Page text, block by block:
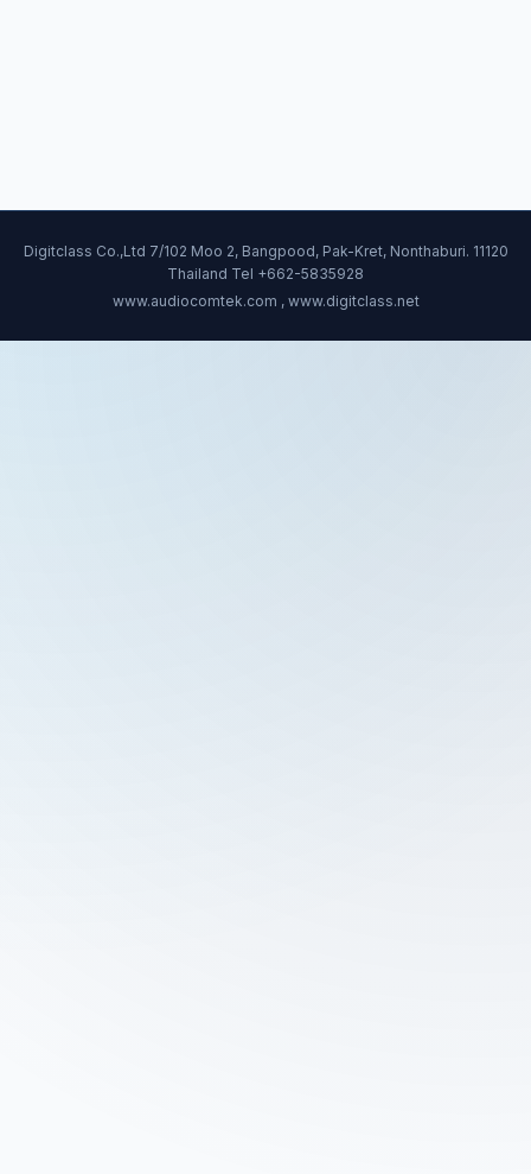
Digitclass Co.,Ltd 7/102 Moo 2, Bangpood, Pak-Kret, Nonthaburi. 11120
Thailand Tel +662-5835928
www.audiocomtek.com , www.digitclass.net